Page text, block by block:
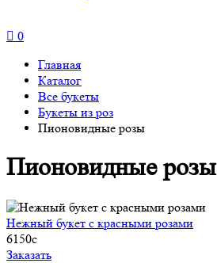
0
Главная
Каталог
Все букеты
Букеты из роз
Пионовидные розы
Пионовидные розы
Нежный букет с красными розами
6150c
Заказать